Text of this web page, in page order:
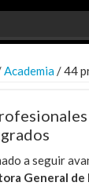
Academia /44
a seguir
General de